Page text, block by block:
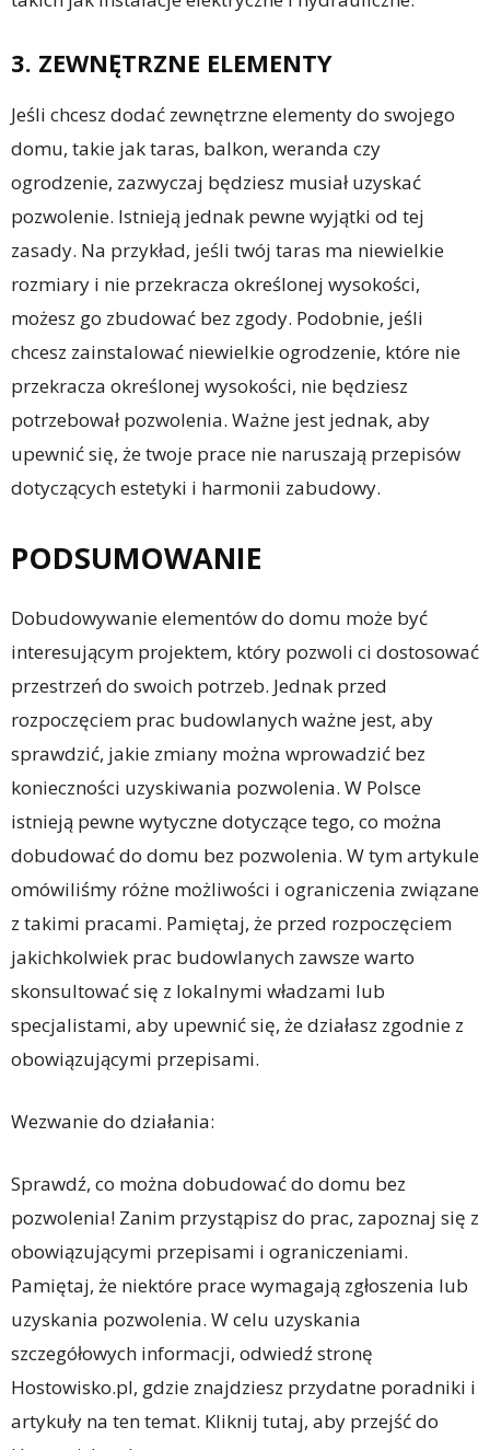
3. ZEWNĘTRZNE ELEMENTY
Jeśli chcesz dodać zewnętrzne elementy do swojego
domu, takie jak taras, balkon, weranda czy
ogrodzenie, zazwyczaj będziesz musiał uzyskać
pozwolenie. Istnieją jednak pewne wyjątki od tej
zasady. Na przykład, jeśli twój taras ma niewielkie
rozmiary i nie przekracza określonej wysokości,
możesz go zbudować bez zgody. Podobnie, jeśli
chcesz zainstalować niewielkie ogrodzenie, które nie
przekracza określonej wysokości, nie będziesz
potrzebował pozwolenia. Ważne jest jednak, aby
upewnić się, że twoje prace nie naruszają przepisów
dotyczących estetyki i harmonii zabudowy.
PODSUMOWANIE
Dobudowywanie elementów do domu może być
interesującym projektem, który pozwoli ci dostosować
przestrzeń do swoich potrzeb. Jednak przed
rozpoczęciem prac budowlanych ważne jest, aby
sprawdzić, jakie zmiany można wprowadzić bez
konieczności uzyskiwania pozwolenia. W Polsce
istnieją pewne wytyczne dotyczące tego, co można
dobudować do domu bez pozwolenia. W tym artykule
omówiliśmy różne możliwości i ograniczenia związane
z takimi pracami. Pamiętaj, że przed rozpoczęciem
jakichkolwiek prac budowlanych zawsze warto
skonsultować się z lokalnymi władzami lub
specjalistami, aby upewnić się, że działasz zgodnie z
obowiązującymi przepisami.
Wezwanie do działania:
Sprawdź, co można dobudować do domu bez
pozwolenia! Zanim przystąpisz do prac, zapoznaj się z
obowiązującymi przepisami i ograniczeniami.
Pamiętaj, że niektóre prace wymagają zgłoszenia lub
uzyskania pozwolenia. W celu uzyskania
szczegółowych informacji, odwiedź stronę
Hostowisko.pl, gdzie znajdziesz przydatne poradniki i
artykuły na ten temat. Kliknij tutaj, aby przejść do